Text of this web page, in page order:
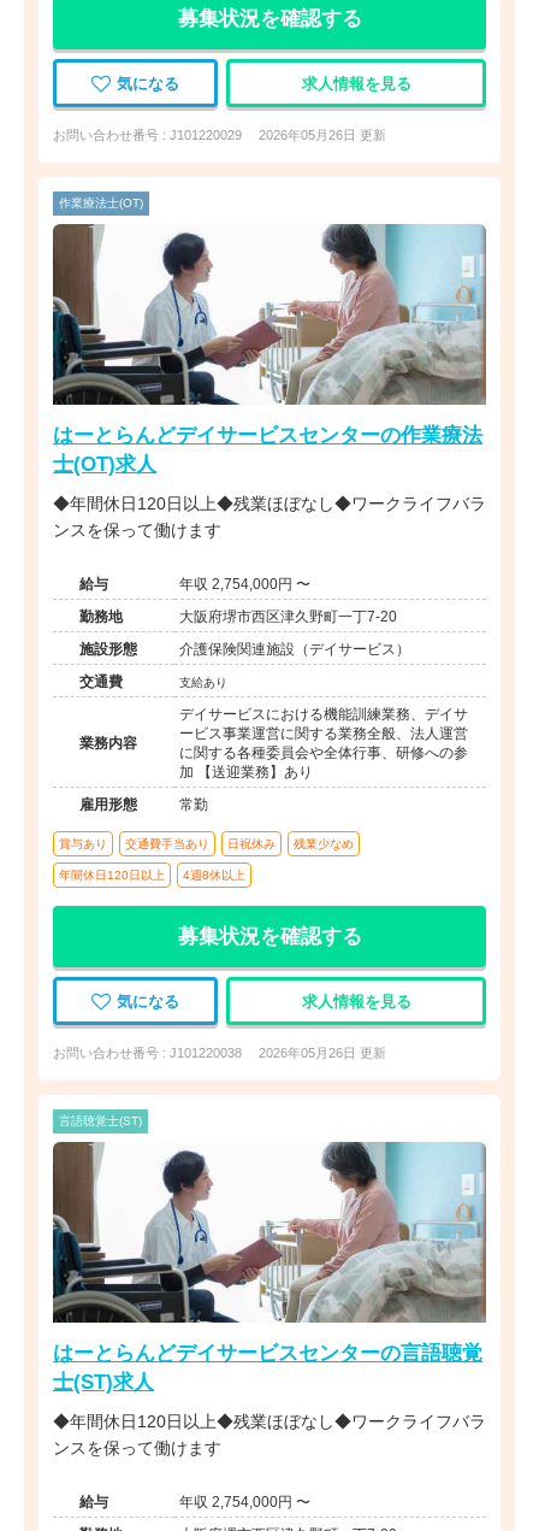
募集状況を確認する
気になる 求人情報を見る
お問い合わせ番号 : J101220029 2026年05月26日 更新
作業療法士(OT)
はーとらんどデイサービスセンターの作業療法
士(OT)求人
◆年間休日120日以上◆残業ほぼなし◆ワークライフバラ
ンスを保って働けます
給与
年収 2,754,000円 〜
勤務地
大阪府堺市西区津久野町一丁7-20
施設形態
介護保険関連施設（デイサービス）
交通費
支給あり
業務内容
デイサービスにおける機能訓練業務、デイサ
ービス事業運営に関する業務全般、法人運営
に関する各種委員会や全体行事、研修への参
加 【送迎業務】あり
雇用形態
常勤
賞与あり 交通費手当あり 日祝休み 残業少なめ
年間休日120日以上 4週8休以上
募集状況を確認する
気になる 求人情報を見る
お問い合わせ番号 : J101220038 2026年05月26日 更新
言語聴覚士(ST)
はーとらんどデイサービスセンターの言語聴覚
士(ST)求人
◆年間休日120日以上◆残業ほぼなし◆ワークライフバラ
ンスを保って働けます
給与
年収 2,754,000円 〜